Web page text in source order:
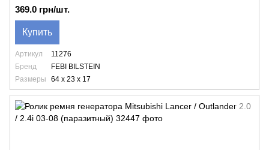
369.0 грн/шт.
Купить
Артикул
11276
Бренд
FEBI BILSTEIN
Размеры
64 x 23 x 17